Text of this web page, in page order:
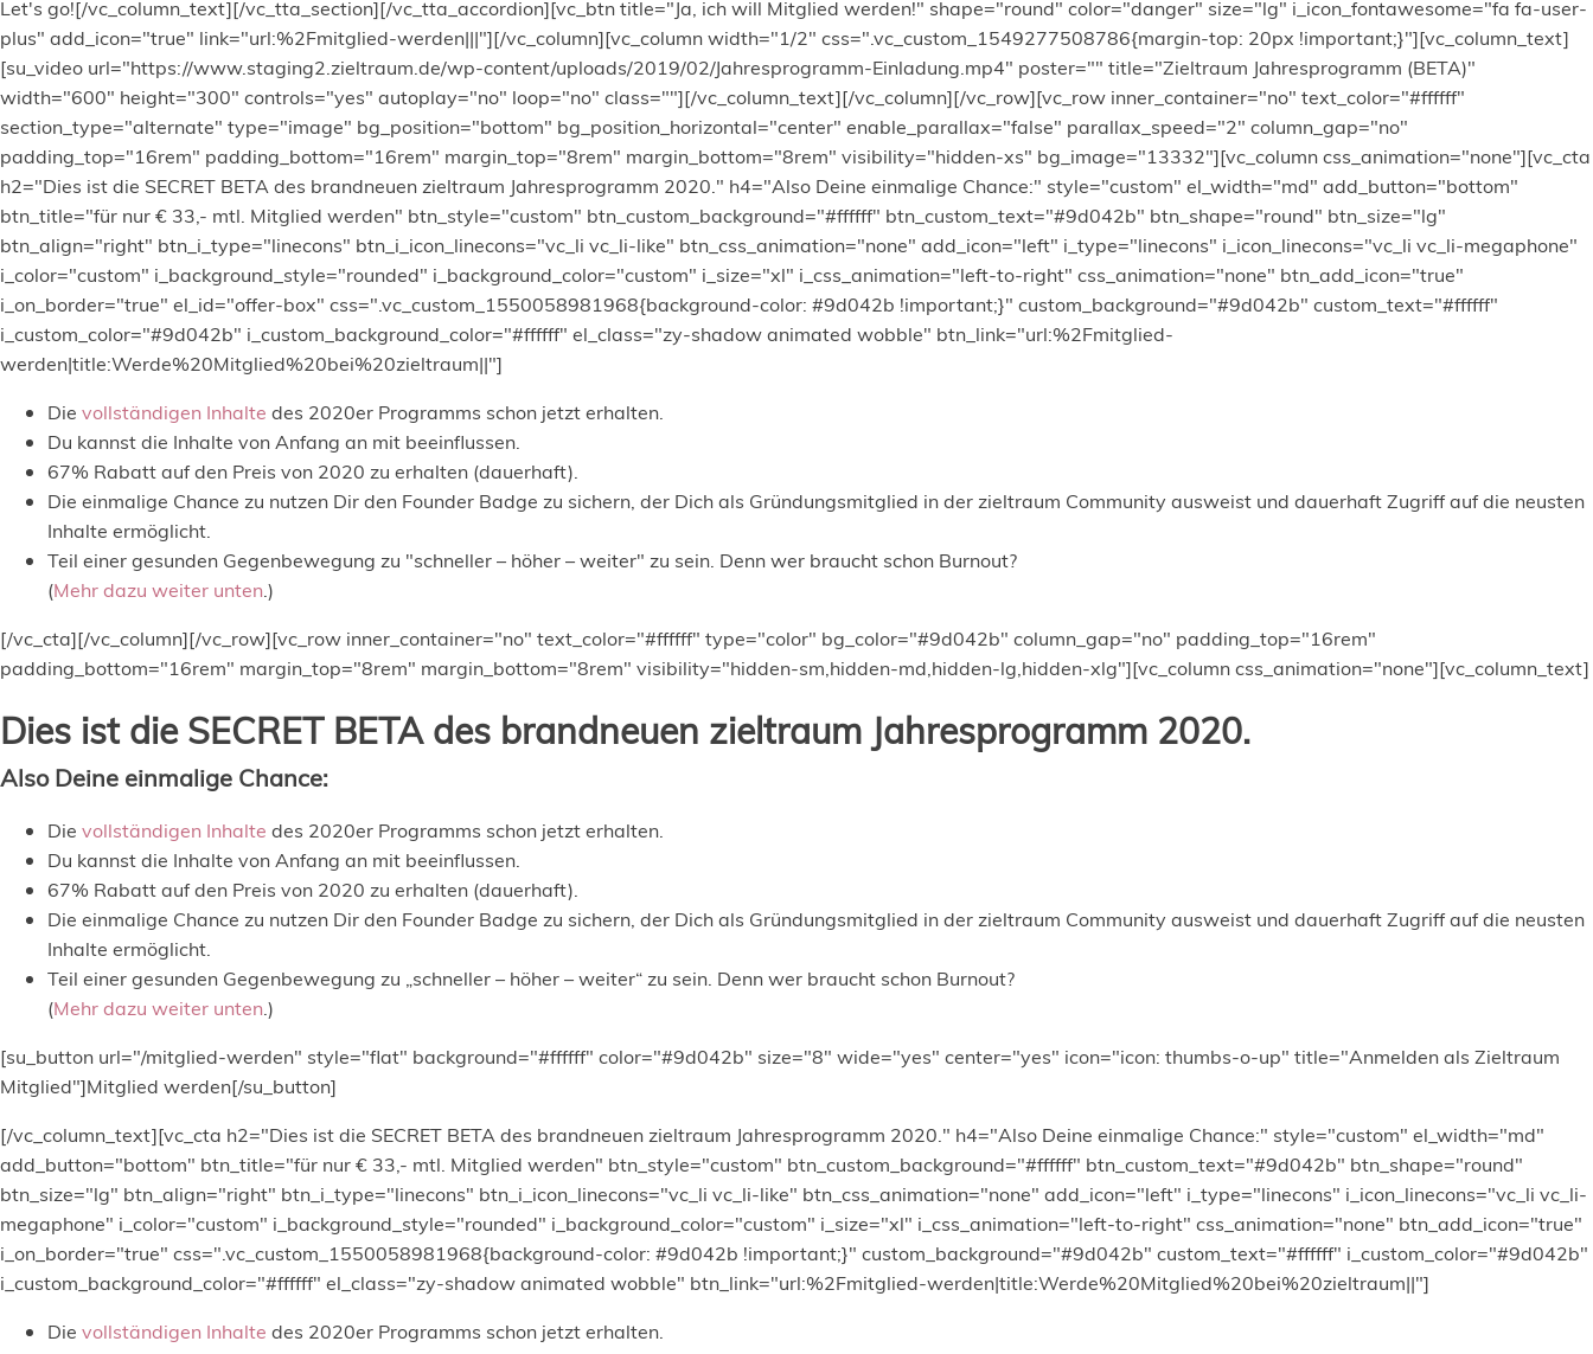
Let's go![/vc_column_text][/vc_tta_section][/vc_tta_accordion][vc_btn title="Ja, ich will Mitglied werden!" shape="round" color="danger" size="lg" i_icon_fontawesome="fa fa-user-
plus" add_icon="true" link="url:%2Fmitglied-werden|||"][/vc_column][vc_column width="1/2" css=".vc_custom_1549277508786{margin-top: 20px !important;}"][vc_column_text]
[su_video url="https://www.staging2.zieltraum.de/wp-content/uploads/2019/02/Jahresprogramm-Einladung.mp4" poster="" title="Zieltraum Jahresprogramm (BETA)"
width="600" height="300" controls="yes" autoplay="no" loop="no" class=""][/vc_column_text][/vc_column][/vc_row][vc_row inner_container="no" text_color="#ffffff"
section_type="alternate" type="image" bg_position="bottom" bg_position_horizontal="center" enable_parallax="false" parallax_speed="2" column_gap="no"
padding_top="16rem" padding_bottom="16rem" margin_top="8rem" margin_bottom="8rem" visibility="hidden-xs" bg_image="13332"][vc_column css_animation="none"][vc_cta
h2="Dies ist die SECRET BETA des brandneuen zieltraum Jahresprogramm 2020." h4="Also Deine einmalige Chance:" style="custom" el_width="md" add_button="bottom"
btn_title="für nur € 33,- mtl. Mitglied werden" btn_style="custom" btn_custom_background="#ffffff" btn_custom_text="#9d042b" btn_shape="round" btn_size="lg"
btn_align="right" btn_i_type="linecons" btn_i_icon_linecons="vc_li vc_li-like" btn_css_animation="none" add_icon="left" i_type="linecons" i_icon_linecons="vc_li vc_li-megaphone"
i_color="custom" i_background_style="rounded" i_background_color="custom" i_size="xl" i_css_animation="left-to-right" css_animation="none" btn_add_icon="true"
i_on_border="true" el_id="offer-box" css=".vc_custom_1550058981968{background-color: #9d042b !important;}" custom_background="#9d042b" custom_text="#ffffff"
i_custom_color="#9d042b" i_custom_background_color="#ffffff" el_class="zy-shadow animated wobble" btn_link="url:%2Fmitglied-
werden|title:Werde%20Mitglied%20bei%20zieltraum||"]
Die vollständigen Inhalte des 2020er Programms schon jetzt erhalten.
Du kannst die Inhalte von Anfang an mit beeinflussen.
67% Rabattauf den Preis von 2020 zu erhalten (dauerhaft).
Die einmalige Chance zu nutzen Dir den Founder Badge zu sichern, der Dich als Gründungsmitglied in der zieltraum Community ausweist und dauerhaft Zugriff auf die neusten
Inhalte ermöglicht.
Teil einer gesunden Gegenbewegung zu "schneller – höher – weiter" zu sein. Denn wer braucht schon Burnout?
(Mehr dazu weiter unten.)
[/vc_cta][/vc_column][/vc_row][vc_row inner_container="no" text_color="#ffffff" type="color" bg_color="#9d042b" column_gap="no" padding_top="16rem"
padding_bottom="16rem" margin_top="8rem" margin_bottom="8rem" visibility="hidden-sm,hidden-md,hidden-lg,hidden-xlg"][vc_column css_animation="none"][vc_column_text]
Dies ist die SECRET BETA des brandneuen zieltraum Jahresprogramm 2020.
Also Deine einmalige Chance:
Die vollständigen Inhalte des 2020er Programms schon jetzt erhalten.
Du kannst die Inhalte von Anfang an mit beeinflussen.
67% Rabattauf den Preis von 2020 zu erhalten (dauerhaft).
Die einmalige Chance zu nutzen Dir den Founder Badge zu sichern, der Dich als Gründungsmitglied in der zieltraum Community ausweist und dauerhaft Zugriff auf die neusten
Inhalte ermöglicht.
Teil einer gesunden Gegenbewegung zu „schneller – höher – weiter“ zu sein. Denn wer braucht schon Burnout?
(Mehr dazu weiter unten.)
[su_button url="/mitglied-werden" style="flat" background="#ffffff" color="#9d042b" size="8" wide="yes" center="yes" icon="icon: thumbs-o-up" title="Anmelden als Zieltraum
Mitglied"]Mitglied werden[/su_button]
[/vc_column_text][vc_cta h2="Dies ist die SECRET BETA des brandneuen zieltraum Jahresprogramm 2020." h4="Also Deine einmalige Chance:" style="custom" el_width="md"
add_button="bottom" btn_title="für nur € 33,- mtl. Mitglied werden" btn_style="custom" btn_custom_background="#ffffff" btn_custom_text="#9d042b" btn_shape="round"
btn_size="lg" btn_align="right" btn_i_type="linecons" btn_i_icon_linecons="vc_li vc_li-like" btn_css_animation="none" add_icon="left" i_type="linecons" i_icon_linecons="vc_li vc_li-
megaphone" i_color="custom" i_background_style="rounded" i_background_color="custom" i_size="xl" i_css_animation="left-to-right" css_animation="none" btn_add_icon="true"
i_on_border="true" css=".vc_custom_1550058981968{background-color: #9d042b !important;}" custom_background="#9d042b" custom_text="#ffffff" i_custom_color="#9d042b"
i_custom_background_color="#ffffff" el_class="zy-shadow animated wobble" btn_link="url:%2Fmitglied-werden|title:Werde%20Mitglied%20bei%20zieltraum||"]
Die vollständigen Inhalte des 2020er Programms schon jetzt erhalten.